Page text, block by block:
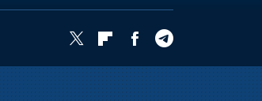
Twitter FlipboardFacebook